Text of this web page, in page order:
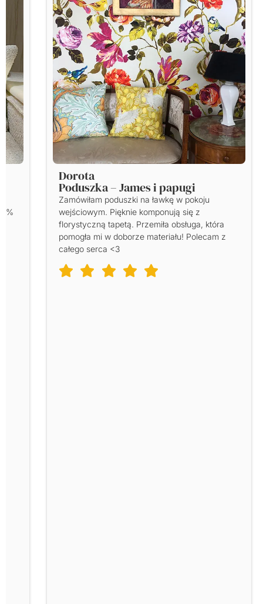
Kamila
Poduszka – Egzotyczne owoce
Zamówiliśmy komplet dekoracji z kolekcji
Williama Morrisa i jesteśmy zachwyceni.
Poduszki, bieżnik i podkładki tworzą śliczny
zestaw.